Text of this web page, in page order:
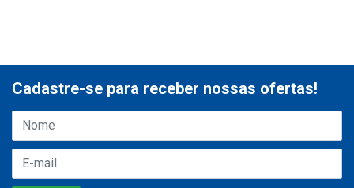
Cadastre-se para receber nossas ofertas!